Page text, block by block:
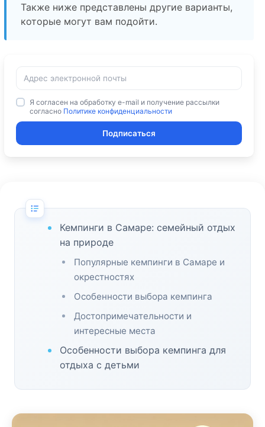
Также ниже представлены другие варианты,
которые могут вам подойти.
Я согласен на обработку e-mail и получение рассылки
согласно Политике конфиденциальности
Подписаться
Кемпинги в Самаре: семейный отдых
на природе
Популярные кемпинги в Самаре и
окрестностях
Особенности выбора кемпинга
Достопримечательности и
интересные места
Особенности выбора кемпинга для
отдыха с детьми